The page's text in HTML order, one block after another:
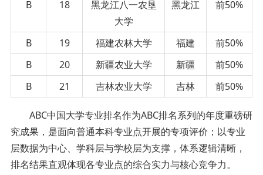
B
18
黑龙江八一农垦
大学
黑龙江 前50%
B 19 福建农林大学 福建
前50%
B
20 新疆农业大学 新疆
前50%
B
21 吉林农业大学 吉林 前50%
ABC中国大学专业排名作为ABC排名系列的年度重磅研
究成果，是面向普通本科专业点开展的专项评价；以专业
层数据为中心、学科层与学校层为支撑，体系逻辑清晰，
排名结果直观体现各专业点的综合实力与核心竞争力。